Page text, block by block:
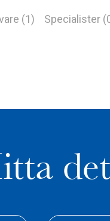
(1) Specialister